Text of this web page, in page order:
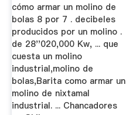
cómo armar un molino de
bolas 8 por 7 . decibeles
producidos por un molino .
de 28''020,000 Kw, ... que
cuesta un molino
industrial,molino de
bolas,Barita como armar un
molino de nixtamal
industrial. ... Chancadores